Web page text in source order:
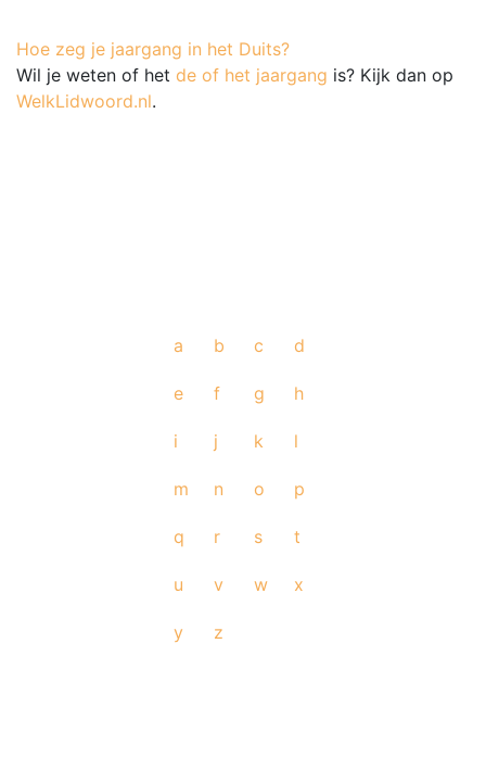
Hoe zeg je jaargang in het Duits?
Wil je weten of het de of het jaargang is? Kijk dan op
WelkLidwoord.nl.
a b c d
e f g h
i j k l
m n o p
q r s t
u v w x
y z